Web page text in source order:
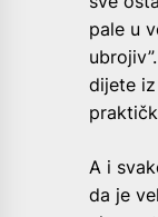
pale u
dijete
A i
da je